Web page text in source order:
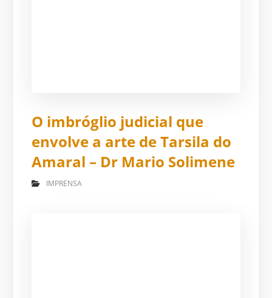
O imbróglio judicial que
envolve a arte de Tarsila do
Amaral – Dr Mario Solimene
IMPRENSA